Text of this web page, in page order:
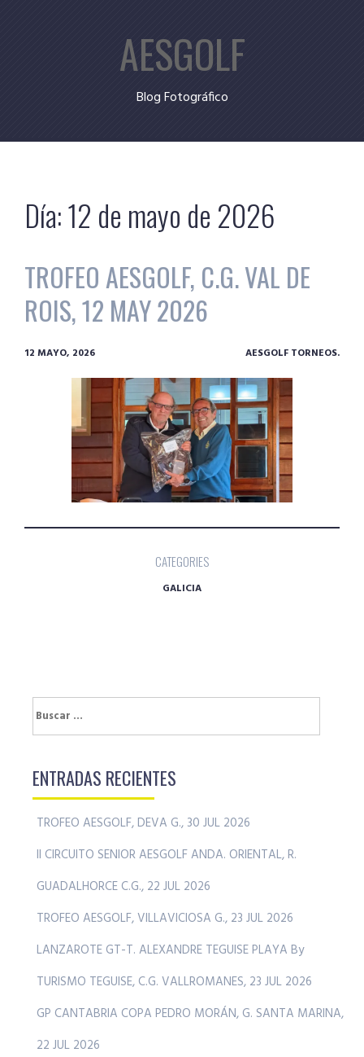
AESGOLF
Blog Fotográfico
Día:12 de mayo de 2026
TROFEO AESGOLF, C.G. VAL DE
ROIS, 12 MAY 2026
12 MAYO, 2026 AESGOLF TORNEOS.
CATEGORIES
GALICIA
Buscar:
ENTRADAS RECIENTES
TROFEO AESGOLF, DEVA G., 30 JUL 2026
II CIRCUITO SENIOR AESGOLF ANDA. ORIENTAL, R.
GUADALHORCE C.G., 22 JUL 2026
TROFEO AESGOLF, VILLAVICIOSA G., 23 JUL 2026
LANZAROTE GT-T. ALEXANDRE TEGUISE PLAYA By
TURISMO TEGUISE, C.G. VALLROMANES, 23 JUL 2026
GP CANTABRIA COPA PEDRO MORÁN, G. SANTA MARINA,
22 JUL 2026